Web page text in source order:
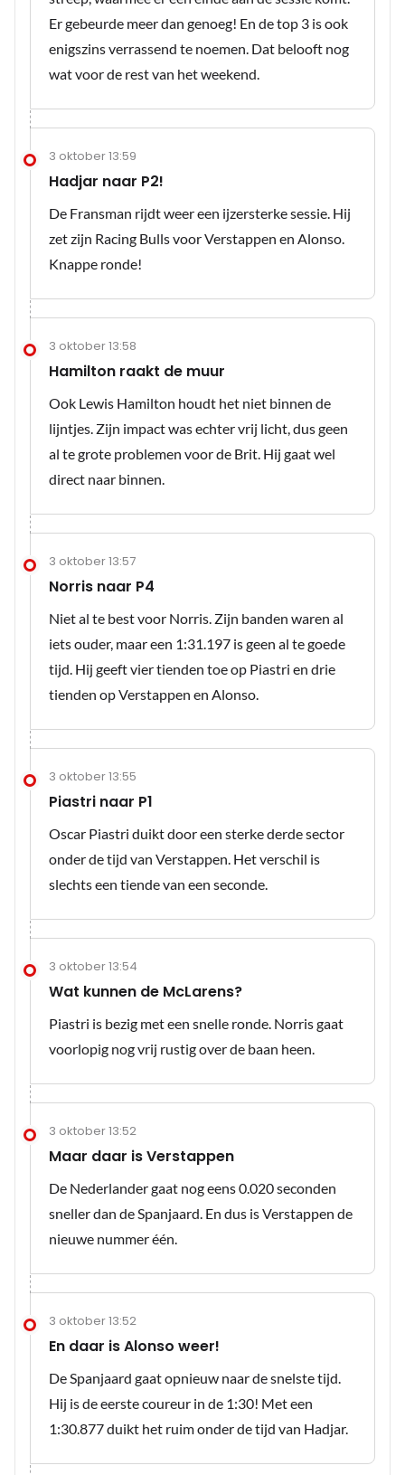
Er gebeurde meer dan genoeg! En de top 3 is ook
enigszins verrassend te noemen. Dat belooft nog
wat voor de rest van het weekend.
3 oktober 13:59
Hadjar naar P2!
De Fransman rijdt weer een ijzersterke sessie. Hij
zet zijn Racing Bulls voor Verstappen en Alonso.
Knappe ronde!
3 oktober 13:58
Hamilton raakt de muur
Ook Lewis Hamilton houdt het niet binnen de
lijntjes. Zijn impact was echter vrij licht, dus geen
al te grote problemen voor de Brit. Hij gaat wel
direct naar binnen.
3 oktober 13:57
Norris naar P4
Niet al te best voor Norris. Zijn banden waren al
iets ouder, maar een 1:31.197 is geen al te goede
tijd. Hij geeft vier tienden toe op Piastri en drie
tienden op Verstappen en Alonso.
3 oktober 13:55
Piastri naar P1
Oscar Piastri duikt door een sterke derde sector
onder de tijd van Verstappen. Het verschil is
slechts een tiende van een seconde.
3 oktober 13:54
Wat kunnen de McLarens?
Piastri is bezig met een snelle ronde. Norris gaat
voorlopig nog vrij rustig over de baan heen.
3 oktober 13:52
Maar daar is Verstappen
De Nederlander gaat nog eens 0.020 seconden
sneller dan de Spanjaard. En dus is Verstappen de
nieuwe nummer één.
3 oktober 13:52
En daar is Alonso weer!
De Spanjaard gaat opnieuw naar de snelste tijd.
Hij is de eerste coureur in de 1:30! Met een
1:30.877 duikt het ruim onder de tijd van Hadjar.